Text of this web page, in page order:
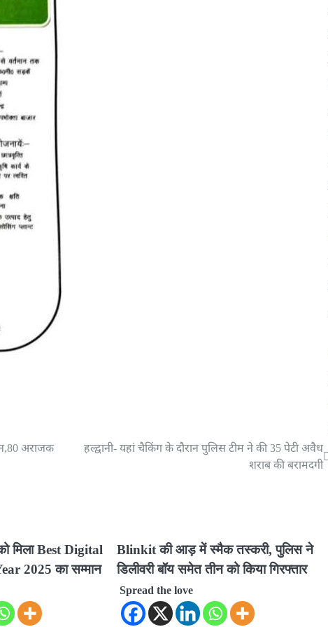
अराजक
हल्द्वानी- यहां चैकिंग के दौरान पुलिस टीम ने की 35 पेटी अवैध
शराब की बरामदगी
मिला Best Digital
2025 का सम्मान
Blinkit की आड़ में स्मैक तस्करी, पुलिस ने
डिलीवरी बॉय समेत तीन को किया गिरफ्तार
Spread the love